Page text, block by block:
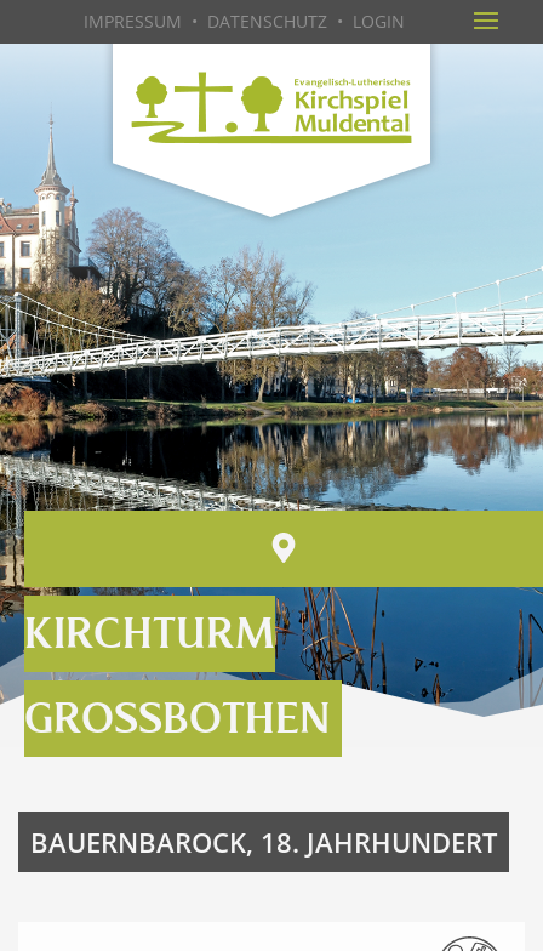
IMPRESSUM • DATENSCHUTZ • LOGIN
KIRCHTURM
GROSSBOTHEN
BAUERNBAROCK, 18. JAHRHUNDERT